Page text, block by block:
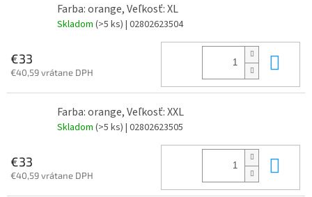
Farba: orange, Veľkosť: XL
Skladom (>5 ks) | 02802623504
€33
€40,59 vrátane DPH
Farba: orange, Veľkosť: XXL
Skladom (>5 ks) | 02802623505
€33
€40,59 vrátane DPH